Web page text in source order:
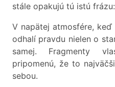
stále opakujú tú istú
V napätej atmosfére,
odhalí pravdu nielen o
samej. Fragmenty
pripomenú, že to
sebou.